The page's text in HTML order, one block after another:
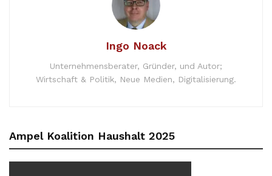
Ingo Noack
Unternehmensberater, Gründer, und Autor;
Wirtschaft & Politik, Neue Medien, Digitalisierung.
Ampel Koalition Haushalt 2025